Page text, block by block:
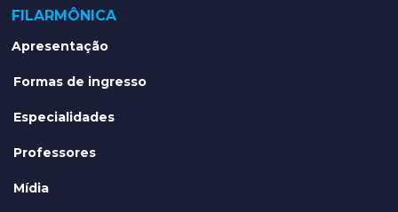
FILARMÔNICA
Apresentação
Formas de ingresso
Especialidades
Professores
Mídia